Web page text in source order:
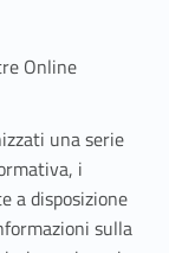
Online
una serie
i
a disposizione
sulla